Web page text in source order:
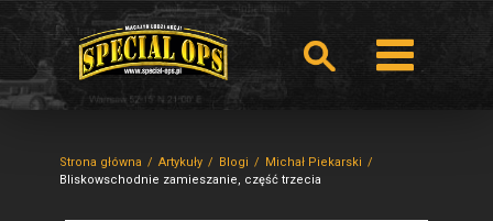
Strona główna Artykuły Blogi
Michał Piekarski
Bliskowschodnie zamieszanie, część trzecia